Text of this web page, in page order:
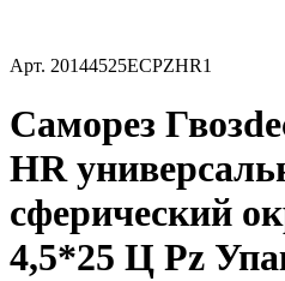
Арт. 20144525ECPZHR1
Саморез
HR
сферический
4,5*25 Ц Pz